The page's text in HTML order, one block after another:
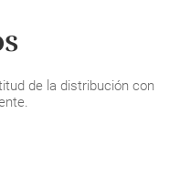
de la distribución con